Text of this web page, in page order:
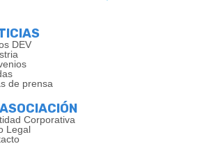
DEV
de prensa
Corporativa
Legal